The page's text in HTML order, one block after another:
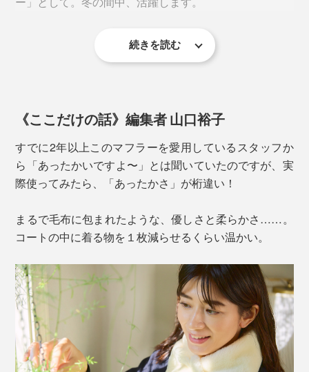
でかさばらないので、ボリュームのあるマフラーが苦手
な人にもおすすめ。
巻き方は、輪っかに通すだけ。考えなくてもキレイにキ
マって、ズレるわずらわしさもなし。センスもテクニッ
クも鏡もいりません。
続きを読む
《ここだけの話》編集者 山口裕子
すでに2年以上このマフラーを愛用しているスタッフか
ら「あったかいですよ〜」とは聞いていたのですが、実
際使ってみたら、「あったかさ」が桁違い！
まるで毛布に包まれたような、優しさと柔らかさ……。
コートの中に着る物を１枚減らせるくらい温かい。